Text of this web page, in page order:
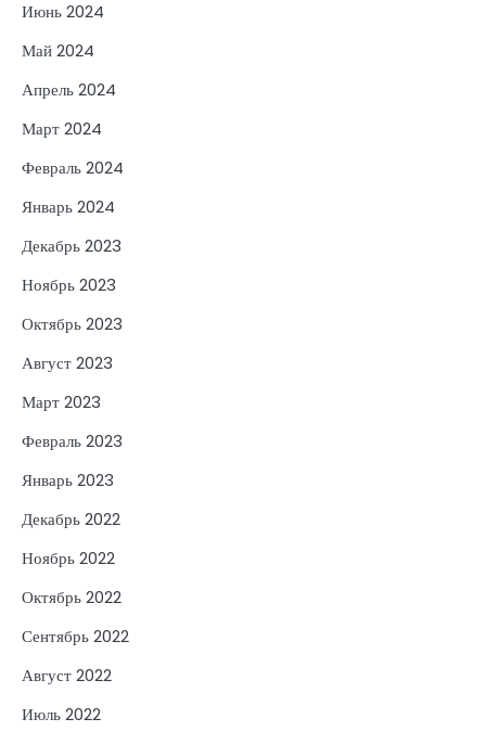
Июнь 2024
Май 2024
Апрель 2024
Март 2024
Февраль 2024
Январь 2024
Декабрь 2023
Ноябрь 2023
Октябрь 2023
Август 2023
Март 2023
Февраль 2023
Январь 2023
Декабрь 2022
Ноябрь 2022
Октябрь 2022
Сентябрь 2022
Август 2022
Июль 2022